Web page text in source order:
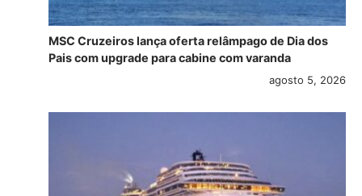
MSC Cruzeiros lança oferta relâmpago de Dia dos
Pais com upgrade para cabine com varanda
agosto 5, 2026